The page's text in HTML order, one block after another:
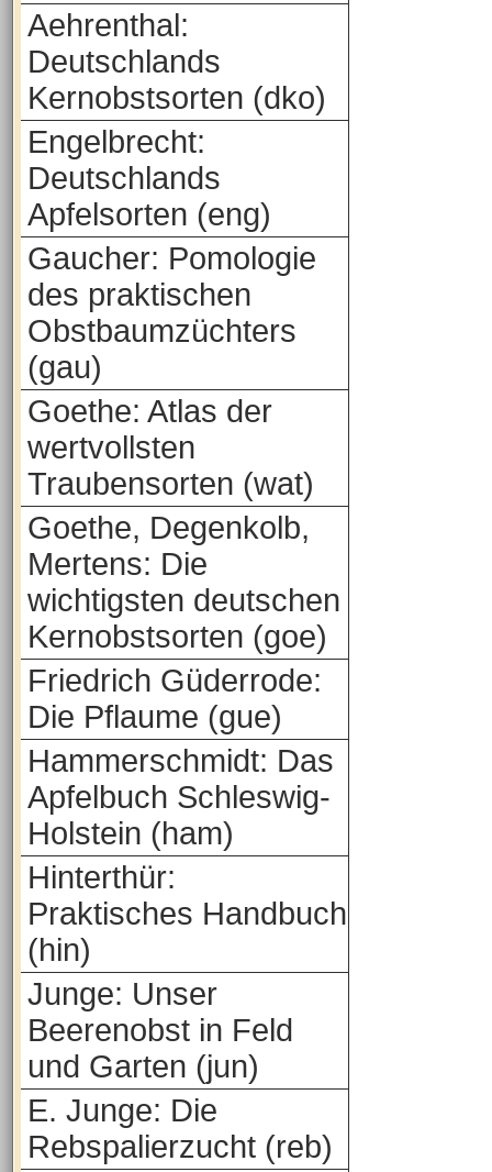
Aehrenthal:
Deutschlands
Kernobstsorten (dko)
Engelbrecht:
Deutschlands
Apfelsorten (eng)
Gaucher: Pomologie
des praktischen
Obstbaumzüchters
(gau)
Goethe: Atlas der
wertvollsten
Traubensorten (wat)
Goethe, Degenkolb,
Mertens: Die
wichtigsten deutschen
Kernobstsorten (goe)
Friedrich Güderrode:
Die Pflaume (gue)
Hammerschmidt: Das
Apfelbuch Schleswig-
Holstein (ham)
Hinterthür:
Praktisches Handbuch
(hin)
Junge: Unser
Beerenobst in Feld
und Garten (jun)
E. Junge: Die
Rebspalierzucht (reb)